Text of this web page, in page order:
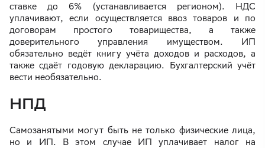
ставке до 6% (устанавливается регионом). НДС
уплачивают, если осуществляется ввоз товаров и по
договорам простого товарищества, а также
доверительного управления имуществом. ИП
обязательно ведёт книгу учёта доходов и расходов, а
также сдаёт годовую декларацию. Бухгалтерский учёт
вести необязательно.
НПД
Самозанятыми могут быть не только физические лица,
но и ИП. В этом случае ИП уплачивает налог на